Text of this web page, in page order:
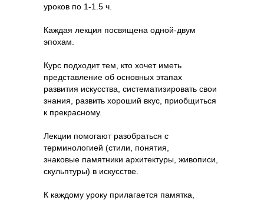
уроков по 1-1.5 ч.
Каждая лекция посвящена одной-двум
эпохам.
Курс подходит тем, кто хочет иметь
представление об основных этапах
развития искусства, систематизировать свои
знания, развить хороший вкус, приобщиться
к прекрасному.
Лекции помогают разобраться с
терминологией (стили, понятия,
знаковые памятники архитектуры, живописи,
скульптуры) в искусстве.
К каждому уроку прилагается памятка,